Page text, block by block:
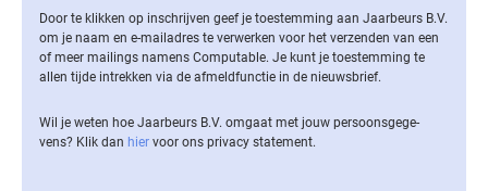
Door te klikken op inschrijven geef je toestemming aan Jaarbeurs B.V.
om je naam en e-mailadres te verwerken voor het verzenden van een
of meer mailings namens Computable. Je kunt je toestemming te
allen tijde intrekken via de af­meld­func­tie in de nieuwsbrief.
Wil je weten hoe Jaarbeurs B.V. omgaat met jouw per­soons­ge­ge­
vens? Klik dan hier voor ons privacy statement.